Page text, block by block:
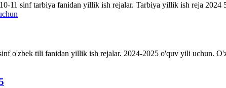
11 sinf tarbiya fanidan yillik ish rejalar. Tarbiya yillik ish reja
o'zbek tili fanidan yillik ish rejalar. 2024-2025 o'quv yili uchun.